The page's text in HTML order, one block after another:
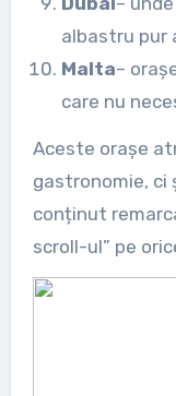
albastru pur
Malta–
care nu
Aceste orașe
gastronomie, ci
conținut
scroll-ul” pe